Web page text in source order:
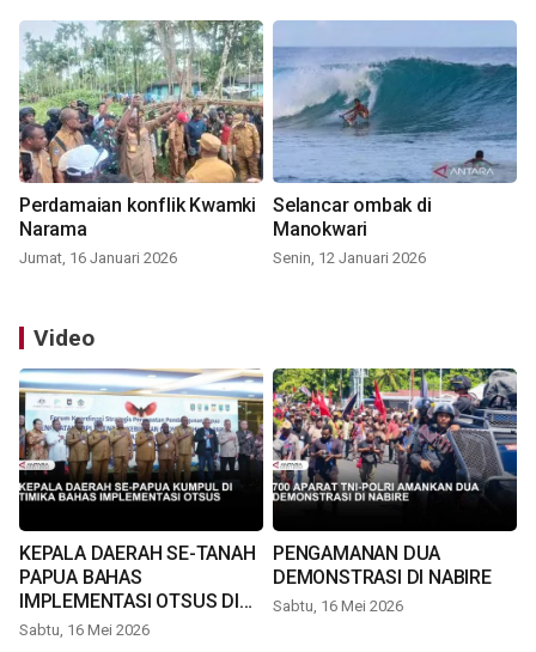
Perdamaian konflik Kwamki
Narama
Jumat, 16 Januari 2026
Selancar ombak di
Manokwari
Senin, 12 Januari 2026
Video
KEPALA DAERAH SE-TANAH
PAPUA BAHAS
IMPLEMENTASI OTSUS DI
TIMIKA
Sabtu, 16 Mei 2026
PENGAMANAN DUA
DEMONSTRASI DI NABIRE
Sabtu, 16 Mei 2026